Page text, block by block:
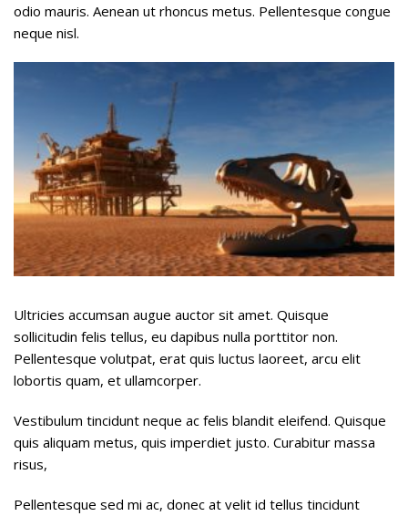
odio mauris. Aenean ut rhoncus metus. Pellentesque congue
neque nisl.
Ultricies accumsan augue auctor sit amet. Quisque
sollicitudin felis tellus, eu dapibus nulla porttitor non.
Pellentesque volutpat, erat quis luctus laoreet, arcu elit
lobortis quam, et ullamcorper.
Vestibulum tincidunt neque ac felis blandit eleifend. Quisque
quis aliquam metus, quis imperdiet justo. Curabitur massa
risus,
Pellentesque sed mi ac, donec at velit id tellus tincidunt